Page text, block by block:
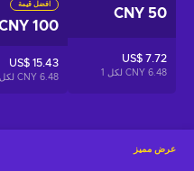
عرض مميز
50 CNY
US$ 7.72
6.48 CNY لكل 1
أفضل قيمة
100 CNY
US$ 15.43
6.48 CNY لكل